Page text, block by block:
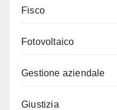
Fisco
Fotovoltaico
Gestione aziendale
Giustizia